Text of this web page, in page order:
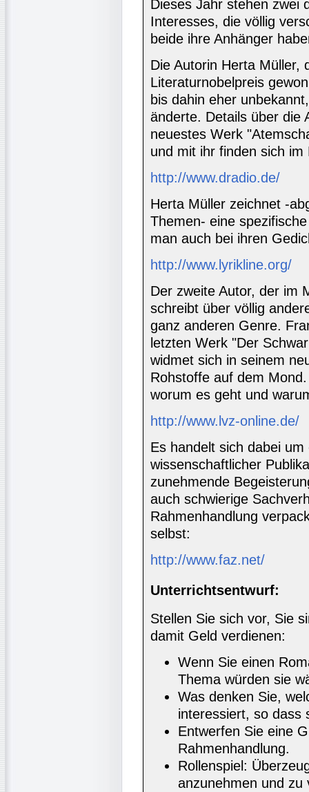
Dieses Jahr stehen zwei
Interesses, die völlig
beide ihre Anhänger
Die Autorin Herta Müller,
Literaturnobelpreis
bis dahin eher
änderte. Details über die
neuestes Werk
und mit ihr finden sich im
http://www.dradio.de/
Herta Müller zeichnet -
Themen- eine
man auch bei ihren
http://www.lyrikline.org/
Der zweite Autor, der im
schreibt über völlig
ganz anderen Genre.
letzten Werk "Der
widmet sich in seinem
Rohstoffe auf dem
worum es geht und
http://www.lvz-online.de/
Es handelt sich dabei
wissenschaftlicher
zunehmende
auch schwierige
Rahmenhandlung
selbst:
http://www.faz.net/
Unterrichtsentwurf:
Stellen Sie sich vor, Sie
damit Geld verdienen:
Wenn Sie einen
Thema würden sie
Was denken Sie,
interessiert, so dass
Entwerfen Sie eine
Rahmenhandlung.
Rollenspiel:
anzunehmen und zu